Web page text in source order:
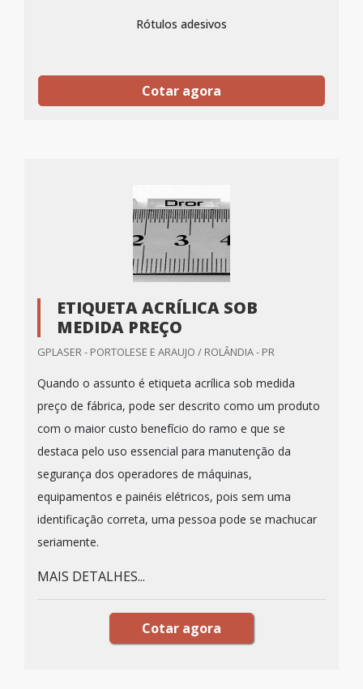
Rótulos adesivos
Cotar agora
ETIQUETA ACRÍLICA SOB
MEDIDA PREÇO
GPLASER - PORTOLESE E ARAUJO / ROLÂNDIA - PR
Quando o assunto é etiqueta acrílica sob medida
preço de fábrica, pode ser descrito como um produto
com o maior custo benefício do ramo e que se
destaca pelo uso essencial para manutenção da
segurança dos operadores de máquinas,
equipamentos e painéis elétricos, pois sem uma
identificação correta, uma pessoa pode se machucar
seriamente.
MAIS DETALHES...
Cotar agora